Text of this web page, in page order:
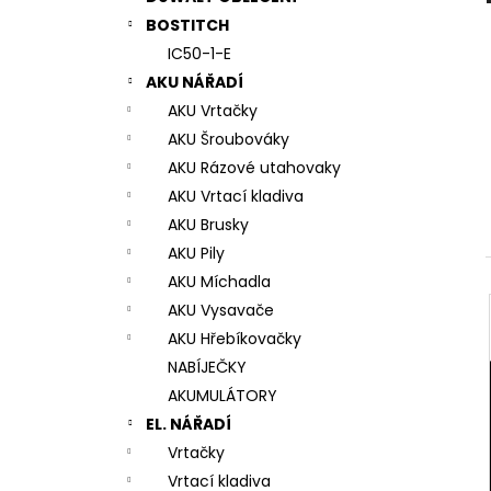
BOSTITCH
IC50-1-E
AKU NÁŘADÍ
AKU Vrtačky
AKU Šroubováky
AKU Rázové utahovaky
AKU Vrtací kladiva
AKU Brusky
AKU Pily
AKU Míchadla
AKU Vysavače
AKU Hřebíkovačky
NABÍJEČKY
AKUMULÁTORY
EL. NÁŘADÍ
Vrtačky
Vrtací kladiva
7# N196034 RYCHLOUPÍNACÍ SKLÍČIDLO
944 Kč